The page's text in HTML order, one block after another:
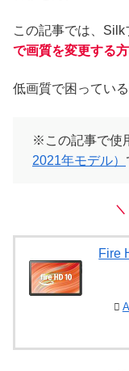
この記事では、
で画質を変更する
低画質で困ってい
※この記事で使
2021年モデル）
＼
Fire